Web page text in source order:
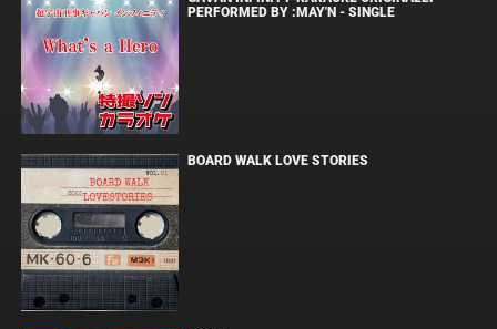
PERFORMED BY :MAY'N - SINGLE
BOARD WALK LOVE STORIES